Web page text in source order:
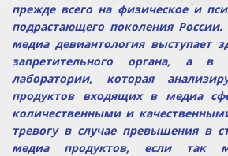
прежде всего на физическое и
подрастающего поколения
медиа девиантология выступает
запретительного органа, а в
лаборатории, которая
продуктов входящих в медиа
количественными и
тревогу в случае превышения в
медиа продуктов, если так